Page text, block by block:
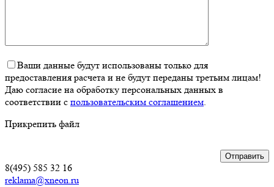
Ваши данные будут использованы только для
предоставления расчета и не будут переданы третьим лицам!
Даю согласие на обработку персональных данных в
соответствии с пользовательским соглашением.
Прикрепить файл
8(495) 585 32 16
reklama@xneon.ru